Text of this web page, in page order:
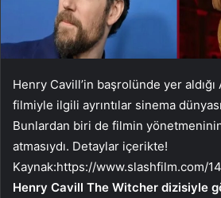
Henry Cavill’in başrolünde yer
filmiyle ilgili ayrıntılar sinema
Bunlardan biri de filmin
atmasıydı. Detaylar içerikte!
Kaynak:https://www.slashfilm.com/
Henry Cavill The Witcher dizisiyle